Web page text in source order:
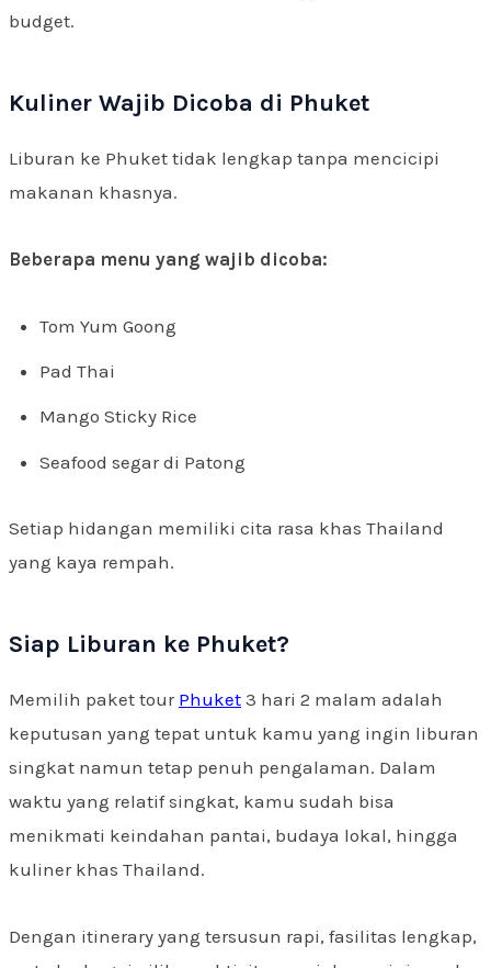
budget.
Kuliner Wajib Dicoba di Phuket
Liburan ke Phuket tidak lengkap tanpa mencicipi
makanan khasnya.
Beberapa menu yang wajib dicoba:
Tom Yum Goong
Pad Thai
Mango Sticky Rice
Seafood segar di Patong
Setiap hidangan memiliki cita rasa khas Thailand
yang kaya rempah.
Siap Liburan ke Phuket?
Memilih paket tour Phuket 3 hari 2 malam adalah
keputusan yang tepat untuk kamu yang ingin liburan
singkat namun tetap penuh pengalaman. Dalam
waktu yang relatif singkat, kamu sudah bisa
menikmati keindahan pantai, budaya lokal, hingga
kuliner khas Thailand.
Dengan itinerary yang tersusun rapi, fasilitas lengkap,